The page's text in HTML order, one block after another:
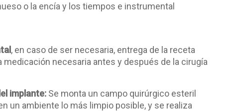
o la encía y los tiempos e instrumental
, en caso de ser necesaria, entrega de la receta
medicación necesaria antes y después de la cirugía
implante: Se monta un campo quirúrgico esteril
un ambiente lo más limpio posible, y se realiza